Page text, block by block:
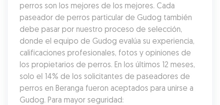
perros son los mejores de los mejores. Cada
paseador de perros particular de Gudog también
debe pasar por nuestro proceso de selección,
donde el equipo de Gudog evalúa su experiencia,
calificaciones profesionales, fotos y opiniones de
los propietarios de perros. En los últimos 12 meses,
solo el 14% de los solicitantes de paseadores de
perros en Beranga fueron aceptados para unirse a
Gudog. Para mayor seguridad: